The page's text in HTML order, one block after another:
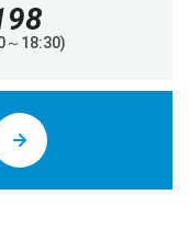
～18:30)